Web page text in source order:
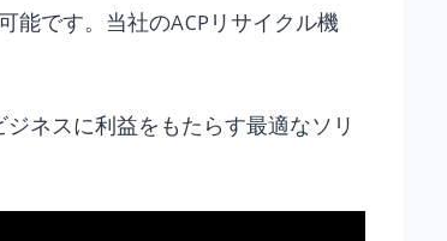
能です。当社のACPリサイクル機
ネスに利益をもたらす最適なソリ